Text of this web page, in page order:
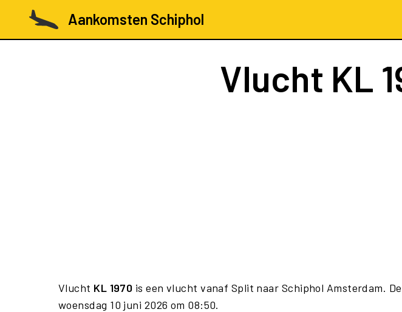
Aankomsten Schiphol
Vlucht KL
Vlucht KL 1970 is een vlucht vanaf Split naar Schiphol Amsterdam.
woensdag 10 juni 2026 om 08:50.